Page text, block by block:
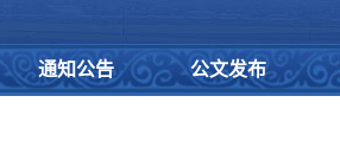
通知公告 公文发布